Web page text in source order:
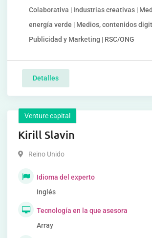
Colaborativa | Industrias creativas |
energía verde | Medios, contenidos
Publicidad y Marketing | RSC/ONG
Detalles
Venture capital
Kirill Slavin
Reino Unido
Idioma del experto
Inglés
Tecnología en la que asesora
Array